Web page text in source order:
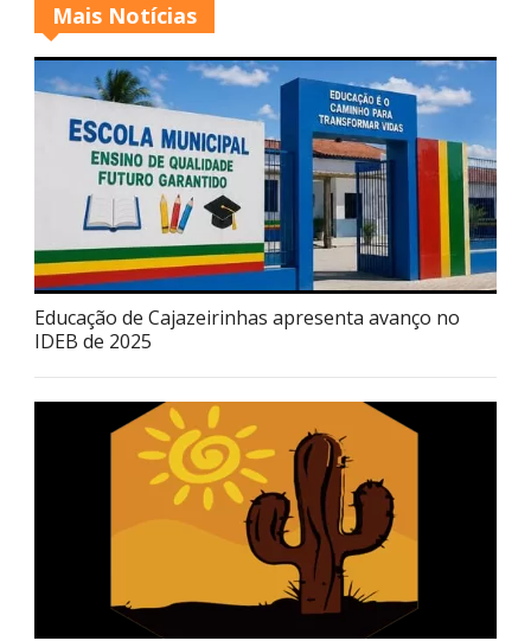
Mais Notícias
Educação de Cajazeirinhas apresenta avanço no
IDEB de 2025